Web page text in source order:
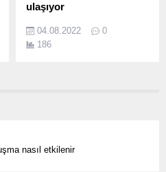
ulaşıyor
üretim yapmaya devam
eden Torbalı Belediyesi, bu
04.08.2022
0
186
nasıl etkilenir